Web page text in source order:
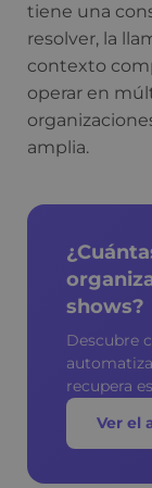
tiene una
resolver, la
contexto
operar en
amplia.
shows?
Descubre
recupera
Ver el